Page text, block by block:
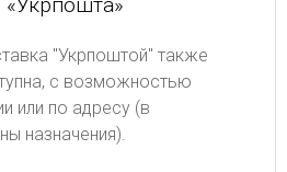
"Укрпоштой" также
с возможностью
или по адресу (в
назначения).